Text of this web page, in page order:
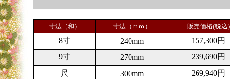
寸法（和） 寸法（ｍｍ） 販売価格(税込)
8寸 240mm
157,300円
9寸
270mm
239,690円
尺
300mm
269,940円